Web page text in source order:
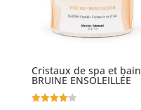
Cristaux de spa et bain
BRUINE ENSOLEILLÉE